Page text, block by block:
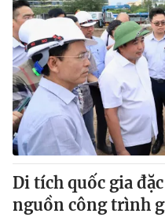
Di tích quốc gia
nguồn công trình